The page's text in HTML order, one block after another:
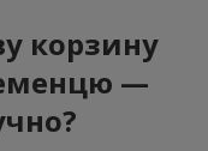
корзину
—